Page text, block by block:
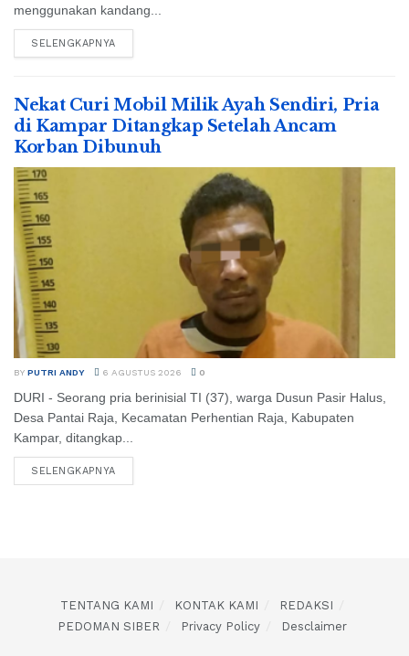
menggunakan kandang...
SELENGKAPNYA
Nekat Curi Mobil Milik Ayah Sendiri, Pria
di Kampar Ditangkap Setelah Ancam
Korban Dibunuh
BY PUTRI ANDY 6 AGUSTUS 2026 0
DURI - Seorang pria berinisial TI (37), warga Dusun Pasir Halus,
Desa Pantai Raja, Kecamatan Perhentian Raja, Kabupaten
Kampar, ditangkap...
SELENGKAPNYA
TENTANG KAMI KONTAK KAMI
REDAKSI
PEDOMAN SIBER
Privacy Policy Desclaimer